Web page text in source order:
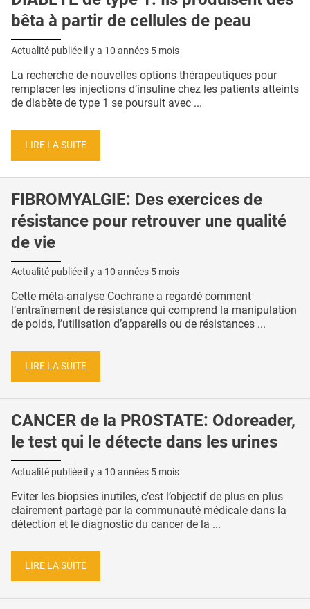
bêta à partir de cellules de peau
Actualité publiée il y a 10 années 5 mois
La recherche de nouvelles options thérapeutiques pour
remplacer les injections d’insuline chez les patients atteints
de diabète de type 1 se poursuit avec ...
LIRE LA SUITE
FIBROMYALGIE: Des exercices de
résistance pour retrouver une qualité
de vie
Actualité publiée il y a 10 années 5 mois
Cette méta-analyse Cochrane a regardé comment
l’entraînement de résistance qui comprend la manipulation
de poids, l’utilisation d’appareils ou de résistances ...
LIRE LA SUITE
CANCER de la PROSTATE: Odoreader,
le test qui le détecte dans les urines
Actualité publiée il y a 10 années 5 mois
Eviter les biopsies inutiles, c’est l’objectif de plus en plus
clairement partagé par la communauté médicale dans la
détection et le diagnostic du cancer de la ...
LIRE LA SUITE